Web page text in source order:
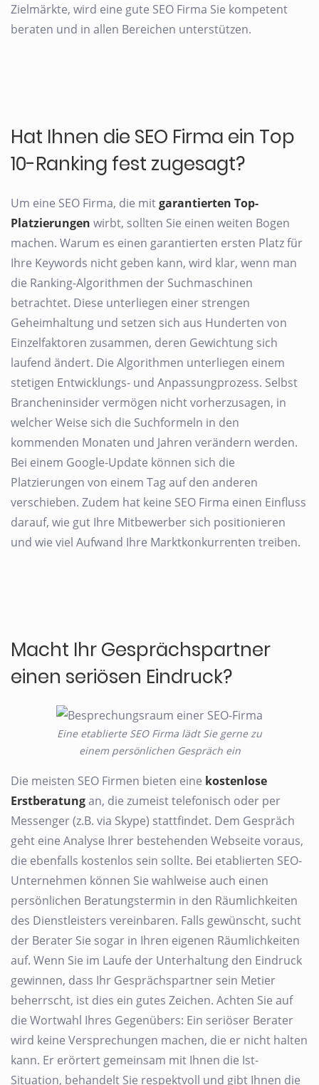
Zielmärkte, wird eine gute SEO Firma Sie kompetent
beraten und in allen Bereichen unterstützen.
Hat Ihnen die SEO Firma ein Top
10-Ranking fest zugesagt?
Um eine SEO Firma, die mitgarantierten Top-
Platzierungen wirbt, sollten Sie einen weiten Bogen
machen. Warum es einen garantierten ersten Platz für
Ihre Keywords nicht geben kann, wird klar, wenn man
die Ranking-Algorithmen der Suchmaschinen
betrachtet. Diese unterliegen einer strengen
Geheimhaltung und setzen sich aus Hunderten von
Einzelfaktoren zusammen, deren Gewichtung sich
laufend ändert. Die Algorithmen unterliegen einem
stetigen Entwicklungs- und Anpassungprozess. Selbst
Brancheninsider vermögen nicht vorherzusagen, in
welcher Weise sich die Suchformeln in den
kommenden Monaten und Jahren verändern werden.
Bei einem Google-Update können sich die
Platzierungen von einem Tag auf den anderen
verschieben. Zudem hat keine SEO Firma einen Einfluss
darauf, wie gut Ihre Mitbewerber sich positionieren
und wie viel Aufwand Ihre Marktkonkurrenten treiben.
Macht Ihr Gesprächspartner
einen seriösen Eindruck?
Eine etablierte SEO Firma lädt Sie gerne zu
einem persönlichen Gespräch ein
Die meisten SEO Firmen bieten eine kostenlose
Erstberatungan, die zumeist telefonisch oder per
Messenger (z.B. via Skype) stattfindet. Dem Gespräch
geht eine Analyse Ihrer bestehenden Webseite voraus,
die ebenfalls kostenlos sein sollte. Bei etablierten SEO-
Unternehmen können Sie wahlweise auch einen
persönlichen Beratungstermin in den Räumlichkeiten
des Dienstleisters vereinbaren. Falls gewünscht, sucht
der Berater Sie sogar in Ihren eigenen Räumlichkeiten
auf. Wenn Sie im Laufe der Unterhaltung den Eindruck
gewinnen, dass Ihr Gesprächspartner sein Metier
beherrscht, ist dies ein gutes Zeichen. Achten Sie auf
die Wortwahl Ihres Gegenübers: Ein seriöser Berater
wird keine Versprechungen machen, die er nicht halten
kann. Er erörtert gemeinsam mit Ihnen die Ist-
Situation, behandelt Sie respektvoll und gibt Ihnen die